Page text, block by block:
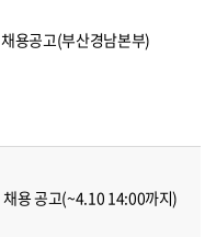
용공고(부산경남본부)
용 공고(~4.10 14:00까지)